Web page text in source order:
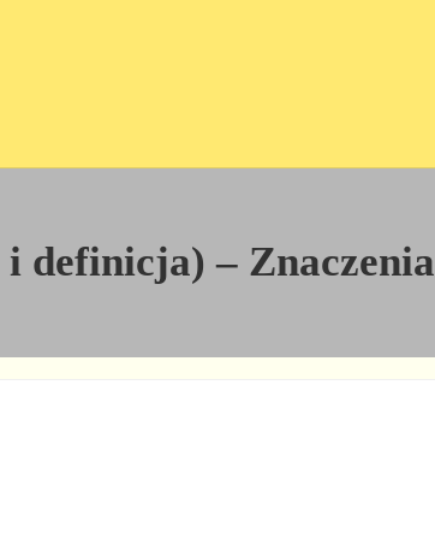
definicja) – Znaczenia